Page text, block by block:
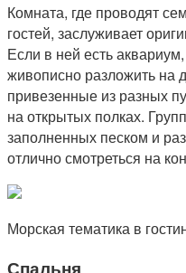
Комната, где проводят
гостей, заслуживает
Если в ней есть
живописно разложить на
привезенные из разных
на открытых полках.
заполненных песком и
отлично смотреться на
Морская тематика в
Спальня